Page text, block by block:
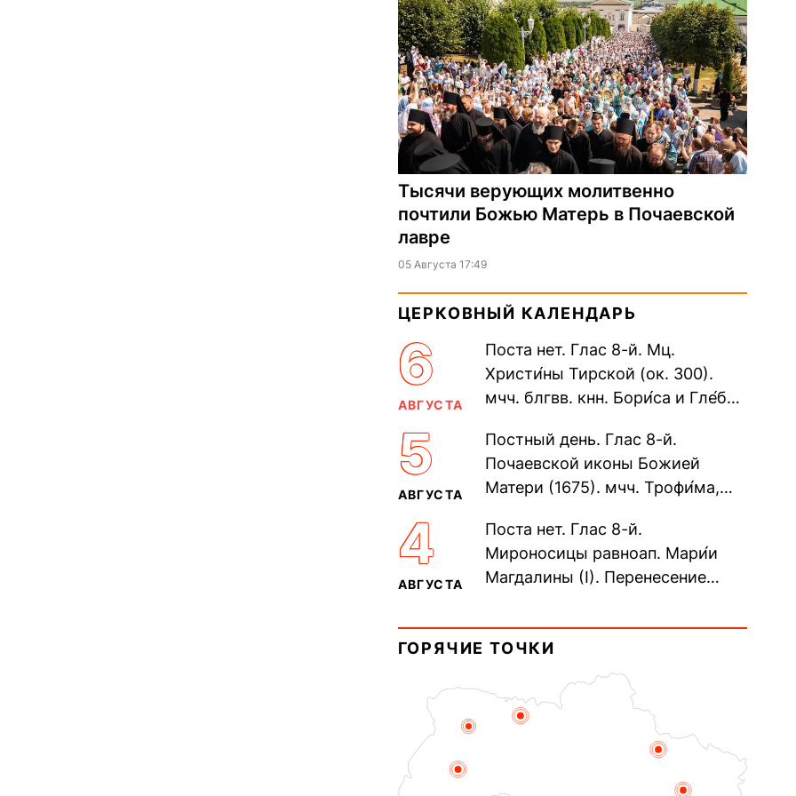
Тысячи верующих молитвенно
почтили Божью Матерь в Почаевской
лавре
05 Августа 17:49
ЦЕРКОВНЫЙ КАЛЕНДАРЬ
6
АВГУСТА
Поста нет. Глас 8-й. Мц.
Христи́ны Тирской (ок. 300).
мчч. блгвв. кнн. Бори́са и Гле́ба,
Дави́да (1015). Прп....
5
АВГУСТА
Постный день. Глас 8-й.
Почаевской иконы Божией
Матери (1675). мчч. Трофи́ма,
мучеников (284–305). прав.
воина Фео́дора...
4
АВГУСТА
Поста нет. Глас 8-й.
Мироносицы равноап. Мари́и
Магдалины (I). Перенесение
Синопского (403–404). Прп.
Корни́лия...
ГОРЯЧИЕ ТОЧКИ